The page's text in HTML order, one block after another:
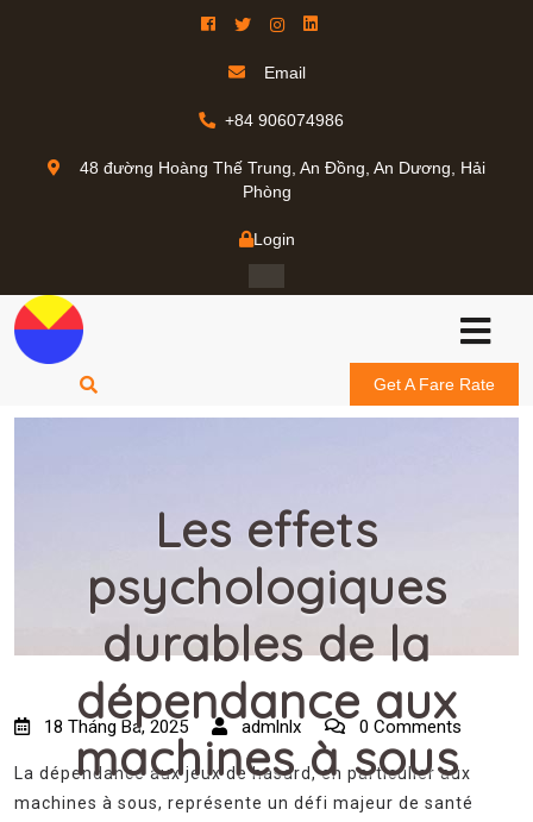
Email
+84 906074986
48 đường Hoàng Thế Trung, An Đồng, An Dương, Hải
Phòng
Login
Get A Fare Rate
Les effets
psychologiques
durables de la
dépendance aux
machines à sous
18 Tháng Ba, 2025 admlnlx 0 Comments
La dépendance aux jeux de hasard, en particulier aux
machines à sous, représente un défi majeur de santé